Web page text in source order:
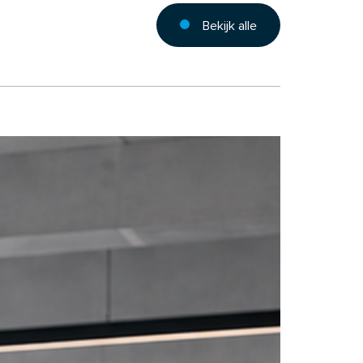
Bekijk alle